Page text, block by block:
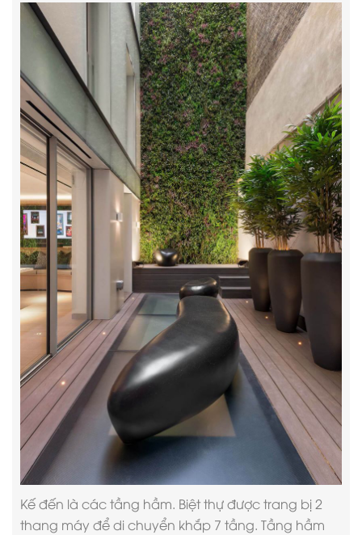
Kế đến là các tầng hầm. Biệt thự được trang bị 2
thang máy để di chuyển khắp 7 tầng. Tầng hầm